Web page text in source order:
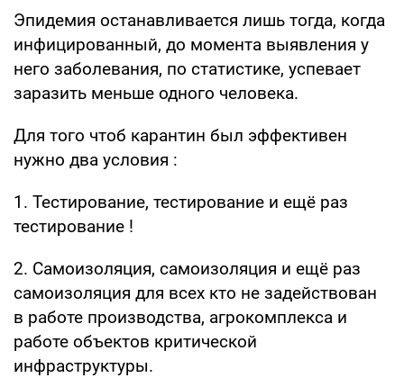
Эпидемия останавливается лишь тогда, когда
инфицированный, до момента выявления у
него заболевания, по статистике, успевает
заразить меньше одного человека.
Для того чтоб карантин был эффективен
нужно два условия :
1. Тестирование, тестирование и ещё раз
тестирование !
2. Самоизоляция, самоизоляция и ещё раз
самоизоляция для всех кто не задействован
в работе производства, агрокомплекса и
работе объектов критической
инфраструктуры.